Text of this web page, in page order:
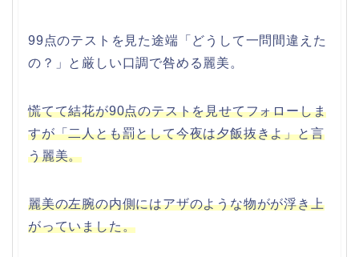
99点のテストを見た途端「どうして一問間違えた
の？」と厳しい口調で咎める麗美。
慌てて結花が90点のテストを見せてフォローしま
すが「二人とも罰として今夜は夕飯抜きよ」と言
う麗美。
麗美の左腕の内側にはアザのような物がが浮き上
がっていました。